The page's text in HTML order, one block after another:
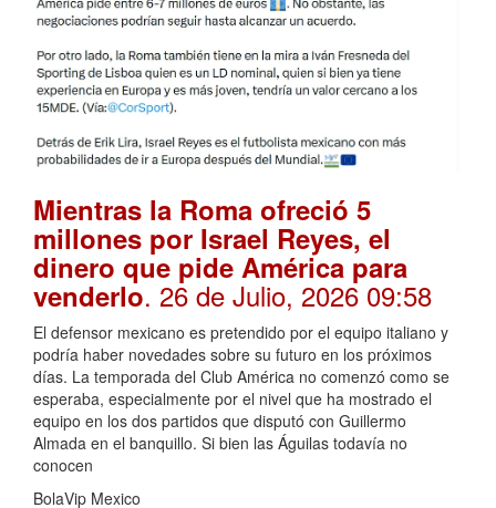
Mientras la Roma ofreció 5
millones por Israel Reyes, el
dinero que pide América para
venderlo. 26 de Julio, 2026 09:58
El defensor mexicano es pretendido por el equipo italiano y
podría haber novedades sobre su futuro en los próximos
días. La temporada del Club América no comenzó como se
esperaba, especialmente por el nivel que ha mostrado el
equipo en los dos partidos que disputó con Guillermo
Almada en el banquillo. Si bien las Águilas todavía no
conocen
BolaVip Mexico